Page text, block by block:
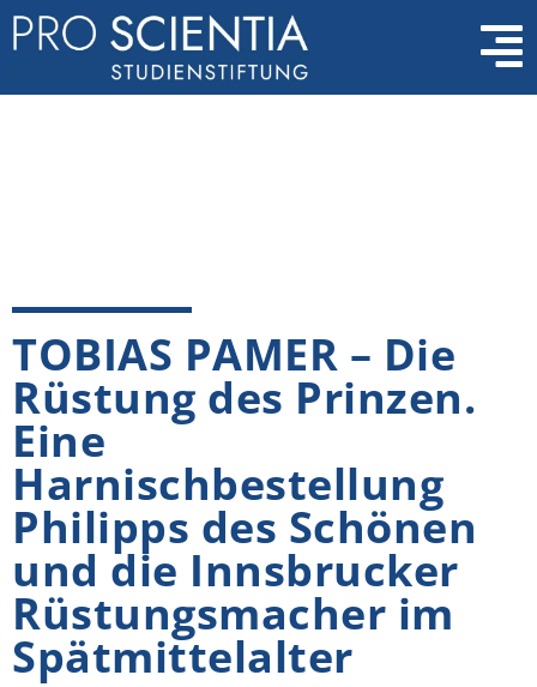
TOBIAS PAMER – Die
Rüstung des Prinzen.
Eine
Harnischbestellung
Philipps des Schönen
und die Innsbrucker
Rüstungsmacher im
Spätmittelalter